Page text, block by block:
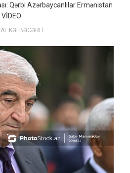
Qərbi Azərbaycanlılar Ermənistan
KƏLBƏCƏRLİ